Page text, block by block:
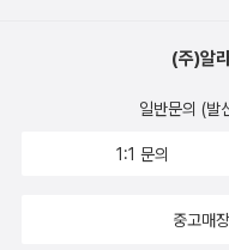
(주)알
일반문의 (발
1:1 문의
중고매